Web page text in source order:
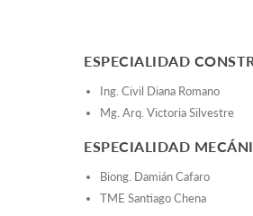
ESPECIALIDAD
Ing. Civil Diana Romano
Mg. Arq. Victoria Silvestre
ESPECIALIDAD
Biong. Damián Cafaro
TME Santiago Chena